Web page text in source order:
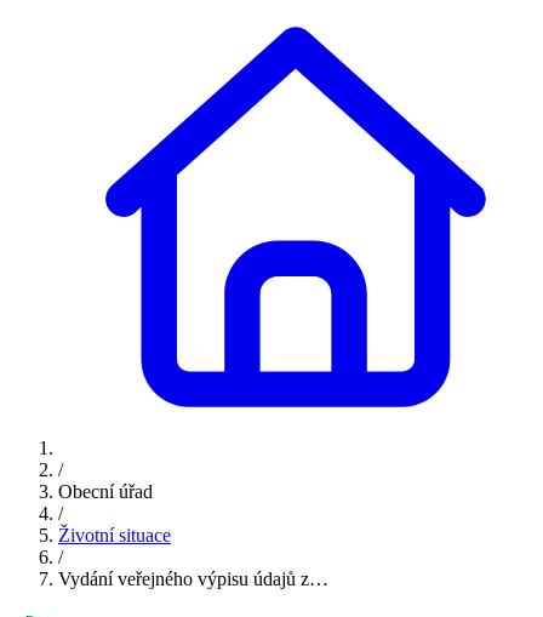
/
Obecní úřad
/
Životní situace
/
Vydání veřejného výpisu údajů z…